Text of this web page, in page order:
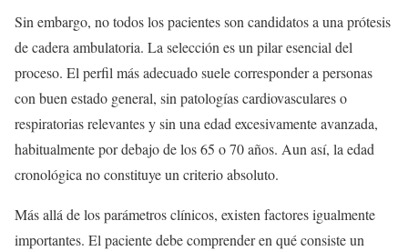
Sin embargo, no todos los pacientes son candidatos a una prótesis
de cadera ambulatoria. La selección es un pilar esencial del
proceso. El perfil más adecuado suele corresponder a personas
con buen estado general, sin patologías cardiovasculares o
respiratorias relevantes y sin una edad excesivamente avanzada,
habitualmente por debajo de los 65 o 70 años. Aun así, la edad
cronológica no constituye un criterio absoluto.
Más allá de los parámetros clínicos, existen factores igualmente
importantes. El paciente debe comprender en qué consiste un